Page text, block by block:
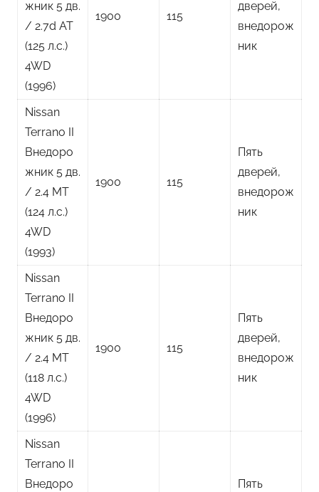
жник 5 дв.
/ 2.7d AT
(125 л.с.)
4WD
(1996)
1900 115
дверей,
внедорож
ник
Nissan
Terrano II
Внедоро
жник 5 дв.
/ 2.4 MT
(124 л.с.)
4WD
(1993)
1900 115
Пять
дверей,
внедорож
ник
Nissan
Terrano II
Внедоро
жник 5 дв.
/ 2.4 MT
(118 л.с.)
4WD
(1996)
1900 115
Пять
дверей,
внедорож
ник
Nissan
Terrano II
Внедоро
Пять